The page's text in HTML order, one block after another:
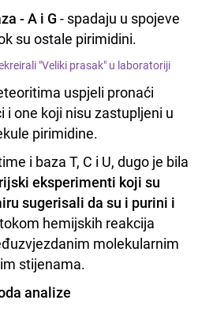
- A i G- spadaju u spojeve
su ostale pirimidini.
"Veliki prasak" u laboratoriji
uspjeli pronaći
i one koji nisu zastupljeni u
pirimidine.
i baza T, C i U, dugo je bila
eksperimenti koji su
sugerisali da su i purini i
hemijskih reakcija
molekularnim
stijenama.
analize